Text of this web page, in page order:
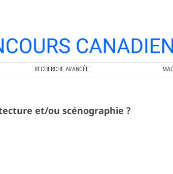
RECHERCHE AVANCÉE
et/ou scénographie ?